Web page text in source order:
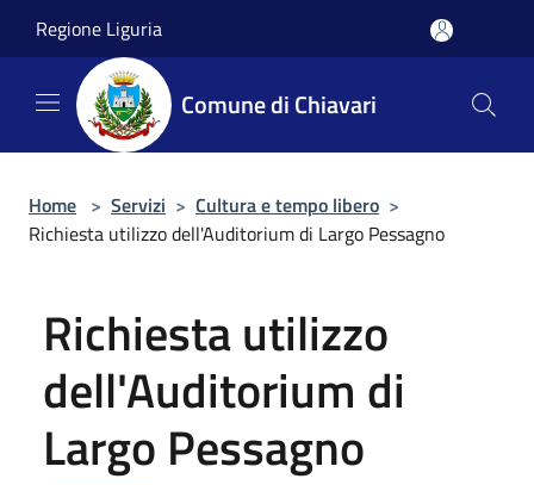
Regione Liguria
Comune di Chiavari
Home > Servizi > Cultura e tempo libero >
Richiesta utilizzo dell'Auditorium di Largo Pessagno
Richiesta utilizzo
dell'Auditorium di
Largo Pessagno